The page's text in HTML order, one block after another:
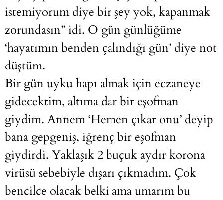
istemiyorum diye bir şey yok, kapanmak
zorundasın” idi. O gün günlüğüme
‘hayatımın benden çalındığı gün’ diye not
düştüm.
Bir gün uyku hapı almak için eczaneye
gidecektim, altıma dar bir eşofman
giydim. Annem ‘Hemen çıkar onu’ deyip
bana gepgeniş, iğrenç bir eşofman
giydirdi. Yaklaşık 2 buçuk aydır korona
virüsü sebebiyle dışarı çıkmadım. Çok
bencilce olacak belki ama umarım bu